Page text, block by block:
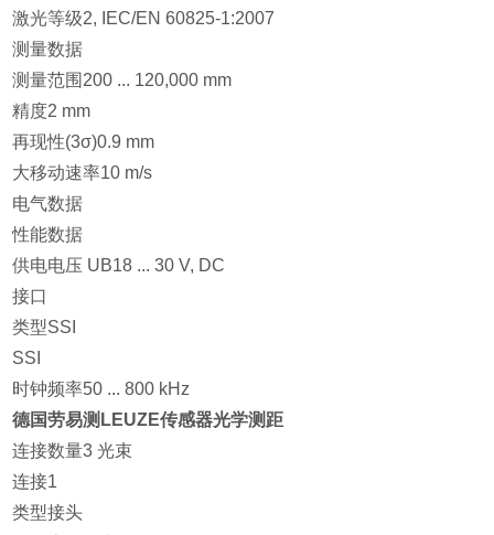
激光等级2, IEC/EN 60825-1:2007
测量数据
测量范围200 ... 120,000 mm
精度2 mm
再现性(3σ)0.9 mm
大移动速率10 m/s
电气数据
性能数据
供电电压 UB18 ... 30 V, DC
接口
类型SSI
SSI
时钟频率50 ... 800 kHz
德国劳易测LEUZE传感器光学测距
连接数量3 光束
连接1
类型接头